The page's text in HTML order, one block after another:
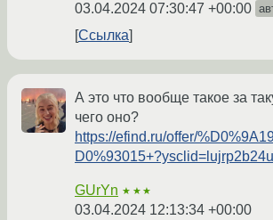
03.04.2024 07:30:47 +00:00
Ссылка
А это что вообще такое за
чего оно?
https://efind.ru/offer/
GUrYn ★★★
03.04.2024 12:13:34 +00:00